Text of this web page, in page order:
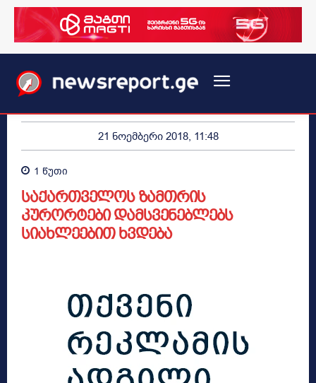
21 ნოემბერი 2018, 11:48
1 წუთი
საქართველოს ზამთრის
კურორტები დამსვენებლებს
სიახლეებით ხვდება